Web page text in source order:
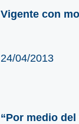
Vigente con
24/04/2013
“Por medio